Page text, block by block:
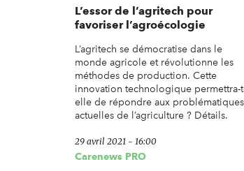
L’essor de l’agritech pour
favoriser l’agroécologie
L’agritech se démocratise dans le
monde agricole et révolutionne les
méthodes de production. Cette
innovation technologique permettra-
elle de répondre aux problématiques
actuelles de l’agriculture ? Détails.
29 avril 2021 - 16:00
Carenews PRO